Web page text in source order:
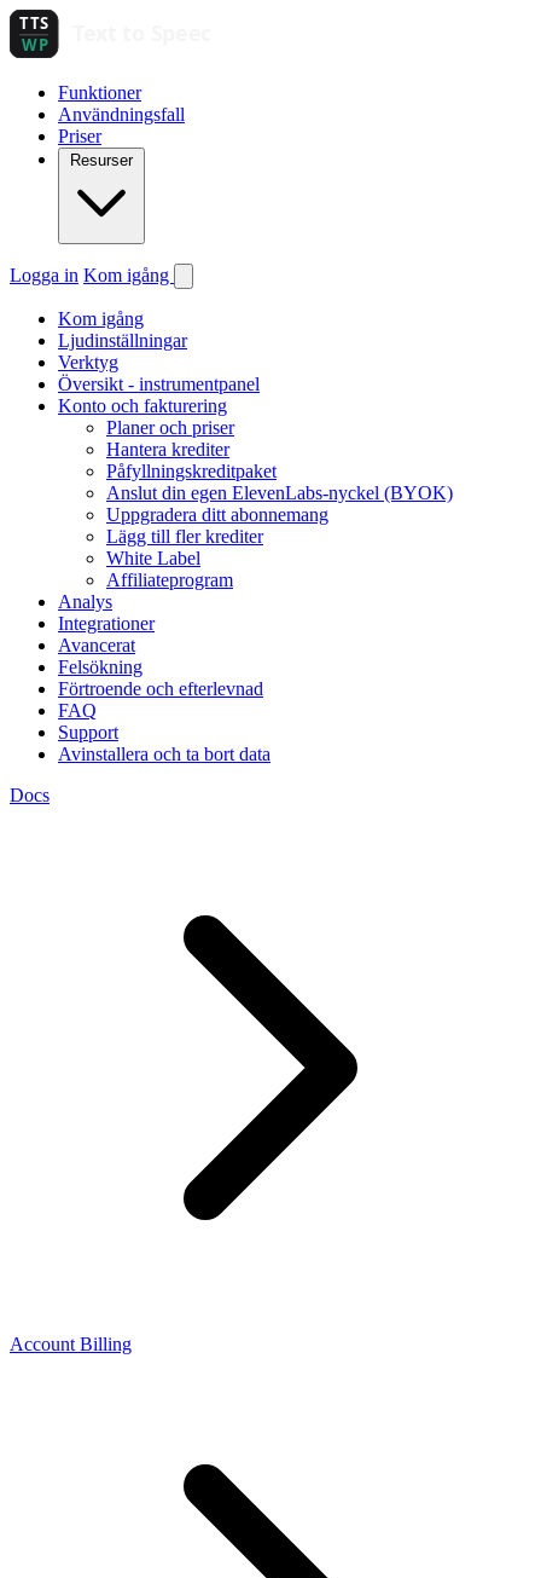
Funktioner
Användningsfall
Priser
Resurser
Logga in Kom igång
Kom igång
Ljudinställningar
Verktyg
Översikt - instrumentpanel
Konto och fakturering
Planer och priser
Hantera krediter
Påfyllningskreditpaket
Anslut din egen ElevenLabs-nyckel (BYOK)
Uppgradera ditt abonnemang
Lägg till fler krediter
White Label
Affiliateprogram
Analys
Integrationer
Avancerat
Felsökning
Förtroende och efterlevnad
FAQ
Support
Avinstallera och ta bort data
Docs
Account Billing